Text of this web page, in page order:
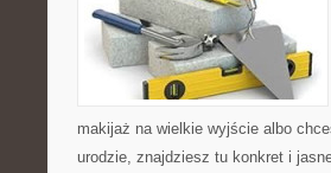
makijaż na wielkie wyjście albo
urodzie, znajdziesz tu konkret i